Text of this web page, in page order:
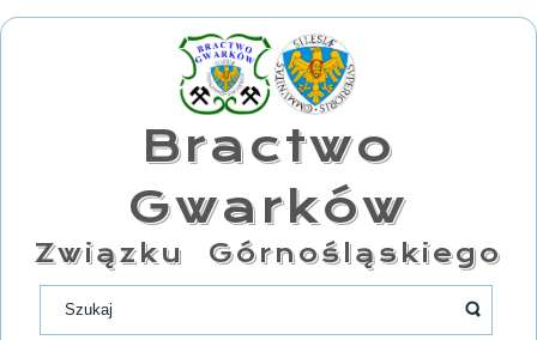
Bractwo
Gwarków
Związku Górnośląskiego